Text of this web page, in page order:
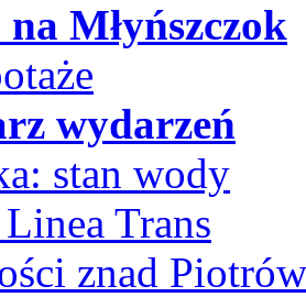
Młyńszczok
wydarzeń
stan wody
Trans
znad